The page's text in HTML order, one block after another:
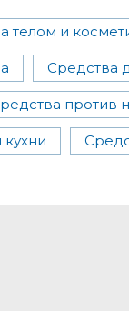
телом и
Средства
против